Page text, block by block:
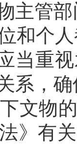
主管
和个
当重
系，
文物
》有